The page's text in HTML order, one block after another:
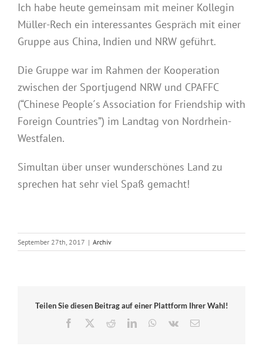
grösseres
Bild
Ich habe heute gemeinsam mit meiner Kollegin
Müller-Rech ein interessantes Gespräch mit einer
Gruppe aus China, Indien und NRW geführt.
Die Gruppe war im Rahmen der Kooperation
zwischen der Sportjugend NRW und CPAFFC
(“Chinese People´s Association for Friendship with
Foreign Countries”) im Landtag von Nordrhein-
Westfalen.
Simultan über unser wunderschönes Land zu
sprechen hat sehr viel Spaß gemacht!
September 27th, 2017 | Archiv
Teilen Sie diesen Beitrag auf einer Plattform Ihrer Wahl!
Facebook
RedditLinkedInWhatsApp
Vk
E-